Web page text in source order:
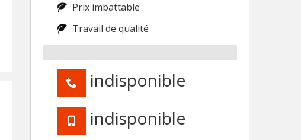
Prix imbattable
Travail de qualité
indisponible
indisponible